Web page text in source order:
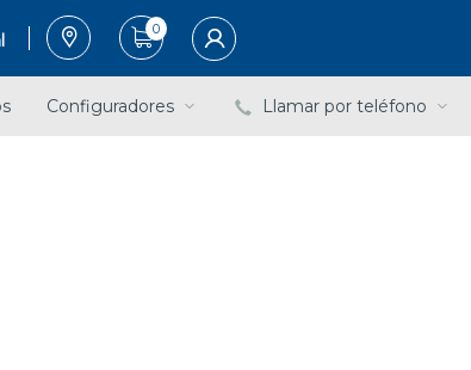
0
Configuradores Llamar por teléfono